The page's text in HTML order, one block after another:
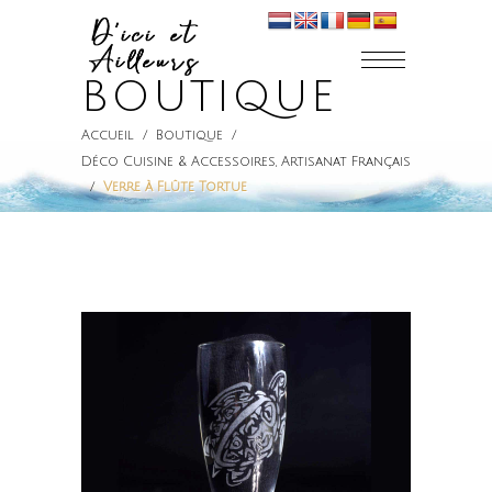
BOUTIQUE
Accueil / Boutique /
Déco Cuisine & Accessoires, Artisanat Français
/ Verre à Flûte Tortue